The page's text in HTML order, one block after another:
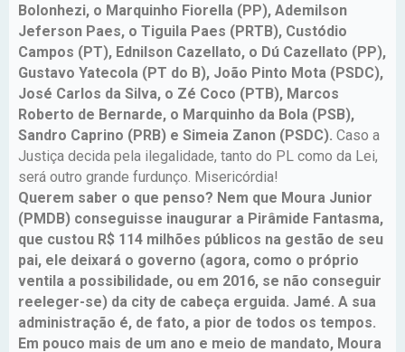
Bolonhezi, o Marquinho Fiorella (PP), Ademilson
Jeferson Paes, o Tiguila Paes (PRTB), Custódio
Campos (PT), Ednilson Cazellato, o Dú Cazellato (PP),
Gustavo Yatecola (PT do B), João Pinto Mota (PSDC),
José Carlos da Silva, o Zé Coco (PTB), Marcos
Roberto de Bernarde, o Marquinho da Bola (PSB),
Sandro Caprino (PRB) e Simeia Zanon (PSDC). Caso a
Justiça decida pela ilegalidade, tanto do PL como da Lei,
será outro grande furdunço. Misericórdia!
Querem saber o que penso? Nem que Moura Junior
(PMDB) conseguisse inaugurar a Pirâmide Fantasma,
que custou R$ 114 milhões públicos na gestão de seu
pai, ele deixará o governo (agora, como o próprio
ventila a possibilidade, ou em 2016, se não conseguir
reeleger-se) da city de cabeça erguida. Jamé. A sua
administração é, de fato, a pior de todos os tempos.
Em pouco mais de um ano e meio de mandato, Moura